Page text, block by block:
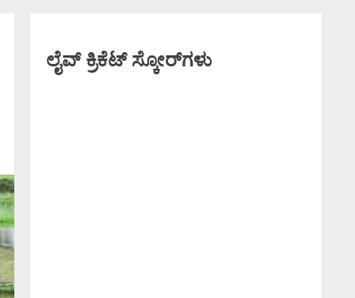
ಲೈವ್ ಕ್ರಿಕೆಟ್ ಸ್ಕೋರ್‌ಗಳು